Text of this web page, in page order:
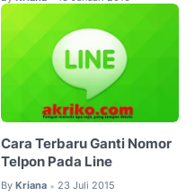
Cara Terbaru Ganti Nomor
Telpon Pada Line
By Kriana • 23 Juli 2015